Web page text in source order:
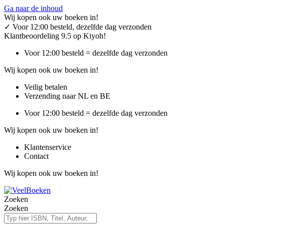
Ga naar de inhoud
Wij kopen ook uw boeken in!
✓ Voor 12:00 besteld, dezelfde dag verzonden
Klantbeoordeling 9.5 op Kiyoh!
Voor 12:00 besteld = dezelfde dag verzonden
Wij kopen ook uw boeken in!
Veilig betalen
Verzending naar NL en BE
Voor 12:00 besteld = dezelfde dag verzonden
Wij kopen ook uw boeken in!
Klantenservice
Contact
Wij kopen ook uw boeken in!
Zoeken
Zoeken